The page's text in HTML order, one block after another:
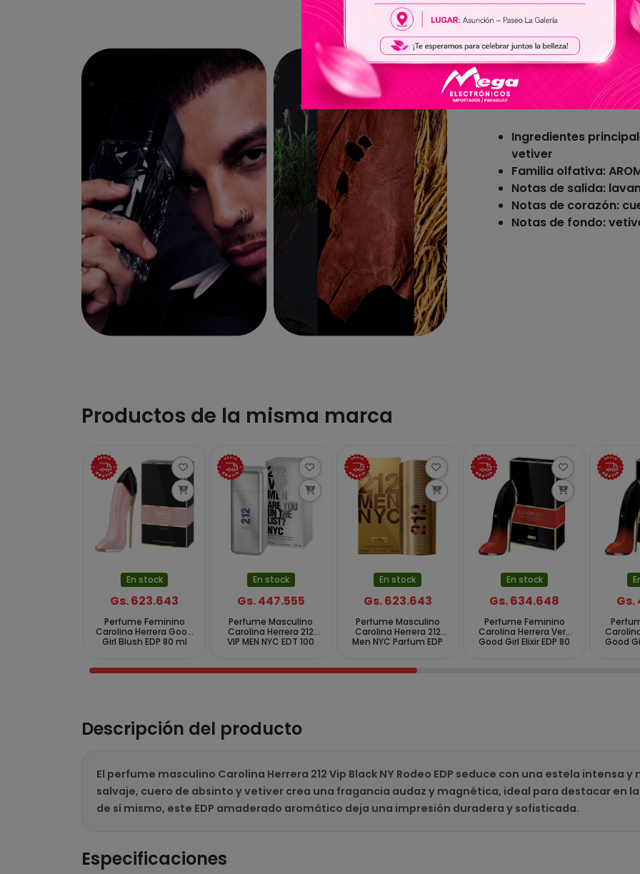
Ingredientes
vetiver
Familia olfativa:
Notas de salida:
Notas de corazón:
Notas de fondo:
Productos de la misma marca
En stock
Gs. 623.643
Perfume Feminino
Carolina Herrera Good
Girl Blush EDP 80 ml
En stock
Gs. 447.555
Perfume Masculino
Carolina Herrera 212
VIP MEN NYC EDT 100
En stock
Gs. 623.643
Perfume Masculino
Carolina Herrera 212
Men NYC Parfum EDP
En stock
Gs. 634.648
Perfume Feminino
Carolina Herrera Very
Good Girl Elixir EDP 80
Gs.
Good
Descripción del producto
El perfume masculino Carolina Herrera 212 Vip Black NY Rodeo EDP seduce con una estela intensa
salvaje, cuero de absinto y vetiver crea una fragancia audaz y magnética, ideal para destacar en
de sí mismo, este EDP amaderado aromático deja una impresión duradera y sofisticada.
Especificaciones